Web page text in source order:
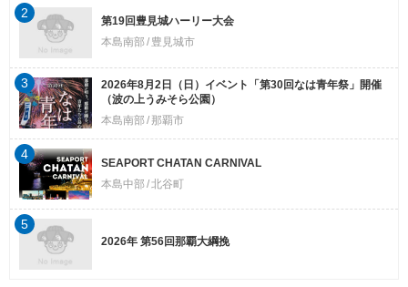
第19回豊見城ハーリー大会
本島南部
豊見城市
2
2026年8月2日（日）イベント「第30回なは青年祭」開催
（波の上うみそら公園）
本島南部
那覇市
3
SEAPORT CHATAN CARNIVAL
本島中部 北谷町
4
2026年 第56回那覇大綱挽
5